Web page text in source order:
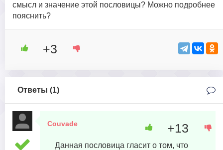
смысл и значение этой пословицы? Можно подробнее
пояснить?
+3
Ответы (1)
Couvade
Данная пословица гласит о том, что
+13